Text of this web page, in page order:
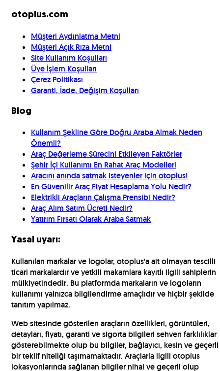
otoplus.com
Müşteri Aydınlatma Metni
Müşteri Açık Rıza Metni
Site Kullanım Koşulları
Üye İşlem Koşulları
Çerez Politikası
Garanti, İade, Değişim Koşulları
Blog
Kullanım Şekline Göre Doğru Araba Almak Neden
Önemli?
Araç Değerleme Sürecini Etkileyen Faktörler
Şehir İçi Kullanımı En Rahat Araç Modelleri
Aracını anında satmak isteyenler için otoplus!
En Güvenilir Araç Fiyat Hesaplama Yolu Nedir?
Elektrikli Araçların Çalışma Prensibi Nedir?
Araç Alım Satım Ücreti Nedir?
Yatırım Fırsatı Olarak Araba Satmak
Yasal uyarı:
Kullanılan markalar ve logolar, otoplus'a ait olmayan tescilli
ticari markalardır ve yetkili makamlara kayıtlı ilgili sahiplerin
mülkiyetindedir. Bu platformda markaların ve logoların
kullanımı yalnızca bilgilendirme amaçlıdır ve hiçbir şekilde
tanıtım yapılmaz.
Web sitesinde gösterilen araçların özellikleri, görüntüleri,
detayları, fiyatı, garanti ve sigorta bilgileri sehven farklılıklar
gösterebilmekte olup bu bilgiler, bağlayıcı, kesin ve geçerli
bir teklif niteliği taşımamaktadır. Araçlarla ilgili otoplus
lokasyonlarında sağlanan bilgiler nihai ve geçerli olup